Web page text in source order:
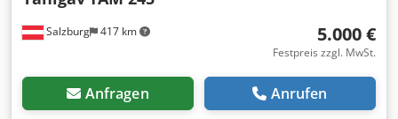
Salzburg 417 km 5.000 €
Festpreis zzgl. MwSt.
Anfragen Anrufen